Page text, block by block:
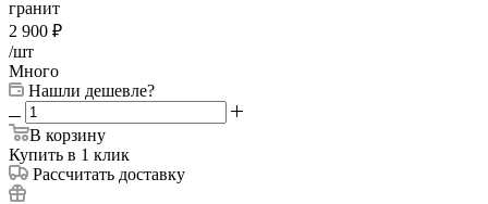
гранит
2 900 ₽
/шт
Много
Нашли дешевле?
В корзину
Купить в 1 клик
Рассчитать доставку